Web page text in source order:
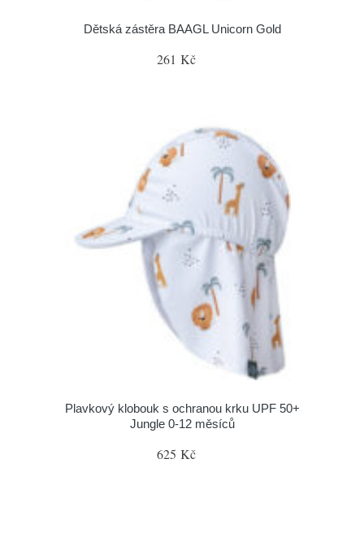
Dětská zástěra BAAGL Unicorn Gold
261 Kč
Plavkový klobouk s ochranou krku UPF 50+
Jungle 0-12 měsíců
625 Kč